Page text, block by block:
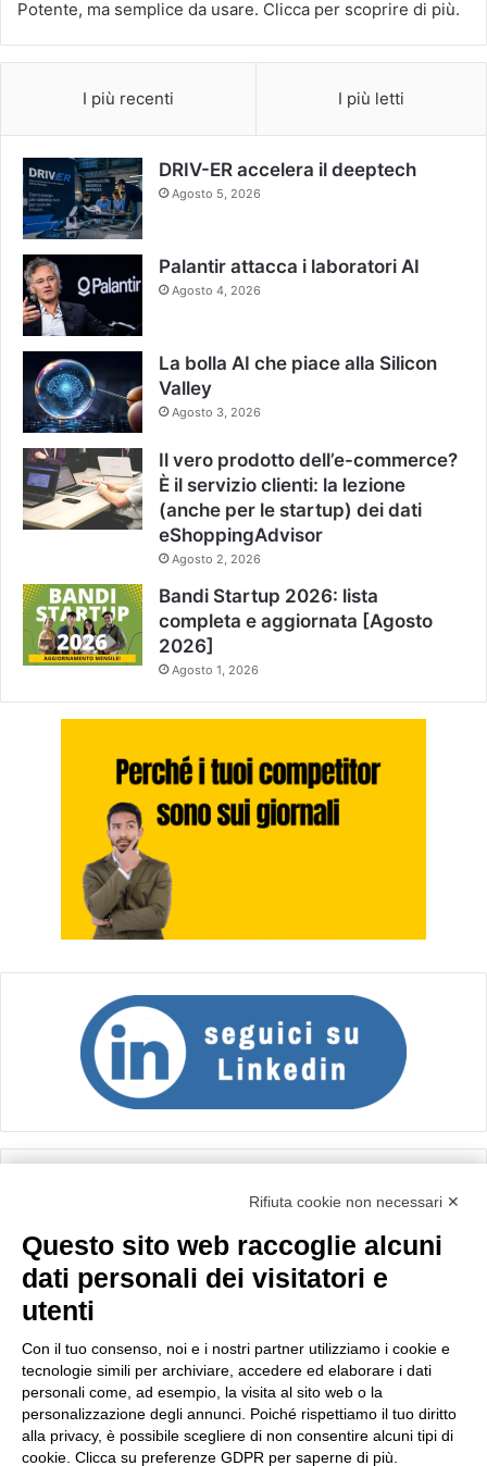
I più recenti I più letti
DRIV-ER accelera il deeptech
Agosto 5, 2026
Palantir attacca i laboratori AI
Agosto 4, 2026
La bolla AI che piace alla Silicon
Valley
Agosto 3, 2026
Il vero prodotto dell’e-commerce?
È il servizio clienti: la lezione
(anche per le startup) dei dati
eShoppingAdvisor
Agosto 2, 2026
Bandi Startup 2026: lista
completa e aggiornata [Agosto
2026]
Agosto 1, 2026
Importo netto (€):
Calcola
Rifiuta cookie non necessari ✕
Questo sito web raccoglie alcuni
dati personali dei visitatori e
utenti
Con il tuo consenso, noi e i nostri partner utilizziamo i cookie e
tecnologie simili per archiviare, accedere ed elaborare i dati
personali come, ad esempio, la visita al sito web o la
personalizzazione degli annunci. Poiché rispettiamo il tuo diritto
alla privacy, è possibile scegliere di non consentire alcuni tipi di
cookie. Clicca su preferenze GDPR per saperne di più.